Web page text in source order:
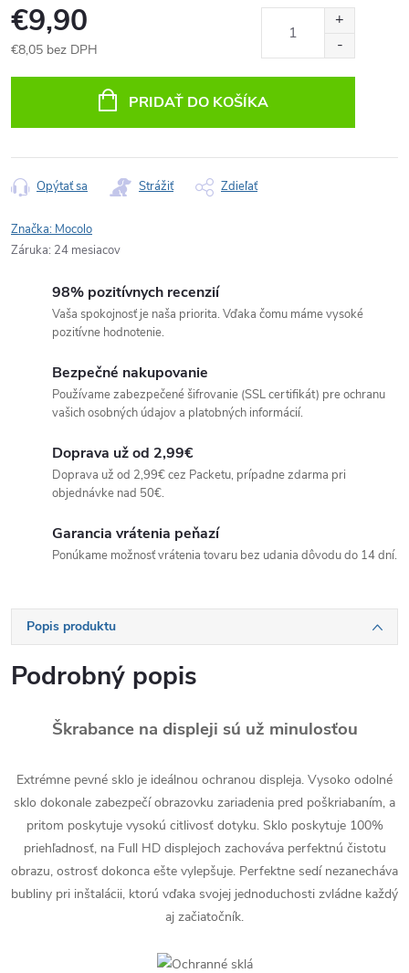
€9,90
€8,05 bez DPH
PRIDAŤ DO KOŠÍKA
Opýtať sa Strážiť Zdieľať
Značka: Mocolo
Záruka: 24 mesiacov
98% pozitívnych recenzií
Vaša spokojnosť je naša priorita. Vďaka čomu máme vysoké
pozitívne hodnotenie.
Bezpečné nakupovanie
Používame zabezpečené šifrovanie (SSL certifikát) pre ochranu
vašich osobných údajov a platobných informácií.
Doprava už od 2,99€
Doprava už od 2,99€ cez Packetu, prípadne zdarma pri
objednávke nad 50€.
Garancia vrátenia peňazí
Ponúkame možnosť vrátenia tovaru bez udania dôvodu do 14 dní.
Popis produktu
Podrobný popis
Škrabance na displeji sú už minulosťou
Extrémne pevné sklo je ideálnou ochranou displeja. Vysoko odolné
sklo dokonale zabezpečí obrazovku zariadenia pred poškriabaním, a
pritom poskytuje vysokú citlivosť dotyku. Sklo poskytuje 100%
priehľadnosť, na Full HD displejoch zachováva perfektnú čistotu
obrazu, ostrosť dokonca ešte vylepšuje. Perfektne sedí nezanecháva
bubliny pri inštalácii, ktorú vďaka svojej jednoduchosti zvládne každý
aj začiatočník.